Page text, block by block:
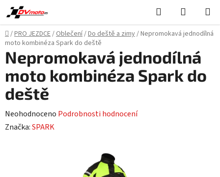
Přejít
na
obsah
Hledat
KOŠÍK
Domů
/PRO JEZDCE/Oblečení/Do deště a zimy/Nepromokavá jednodílná
moto kombinéza Spark do deště
Nepromokavá jednodílná
moto kombinéza Spark do
deště
Průměrné
hodnocení
Neohodnoceno Podrobnosti hodnocení
Značka:SPARK